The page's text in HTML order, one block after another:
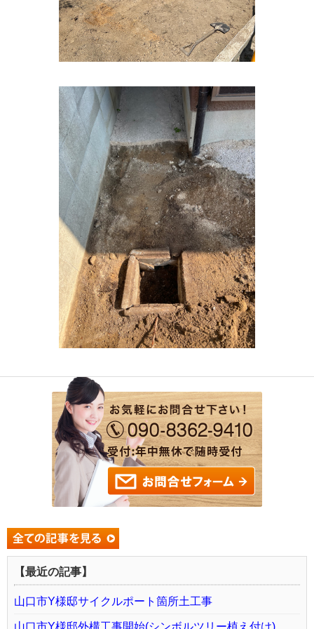
【最近の記事】
山口市Y様邸サイクルポート箇所土工事